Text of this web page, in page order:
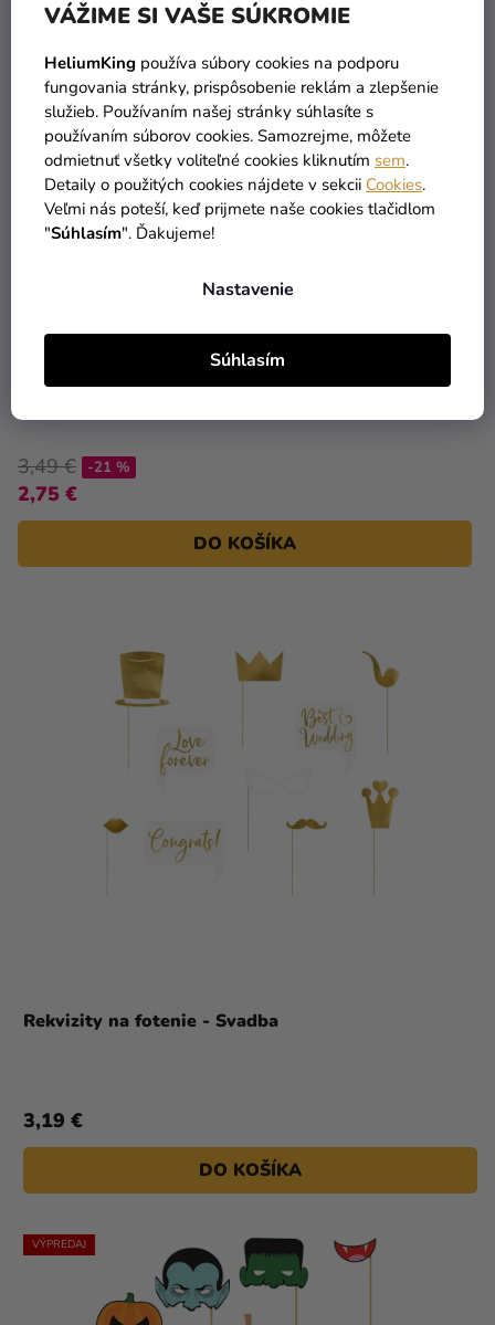
VÁŽIME SI VAŠE SÚKROMIE
HeliumKing používa súbory cookies na podporu
fungovania stránky, prispôsobenie reklám a zlepšenie
služieb. Používaním našej stránky súhlasíte s
používaním súborov cookies. Samozrejme, môžete
odmietnuť všetky voliteľné cookies kliknutím sem.
Detaily o použitých cookies nájdete v sekcii Cookies.
Veľmi nás poteší, keď prijmete naše cookies tlačidlom
"Súhlasím". Ďakujeme!
Nastavenie
Súhlasím
Rekvizity na fotenie - pusinky
3,49 €
2,75 €
-21 %
DO KOŠÍKA
Rekvizity na fotenie - Svadba
3,19 €
DO KOŠÍKA
VÝPREDAJ